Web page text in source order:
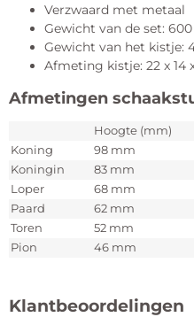
Verzwaard met metaal
Gewicht van de set:
Gewicht van het kistje:
Afmeting kistje: 22 x 14
Afmetingen
Hoogte (mm)
Koning
98 mm
Koningin
83 mm
Loper
68 mm
Paard
62 mm
Toren
52 mm
Pion
46 mm
Klantbeoordelingen